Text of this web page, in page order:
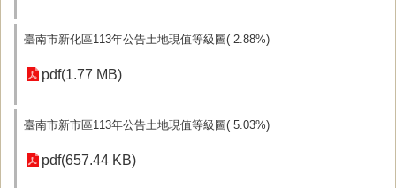
臺南市新化區113年公告土地現值等級圖( 2.88%)
pdf(1.77 MB)
臺南市新市區113年公告土地現值等級圖( 5.03%)
pdf(657.44 KB)